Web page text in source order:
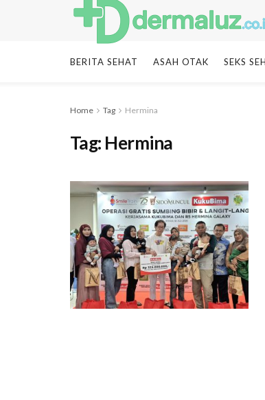
BERITA SEHAT ASAH OTAK SEKS
Home Tag Hermina
Tag: Hermina